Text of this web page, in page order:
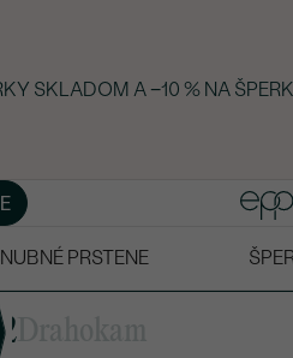
SKLADOM A −10 % NA
PRSTENE
2